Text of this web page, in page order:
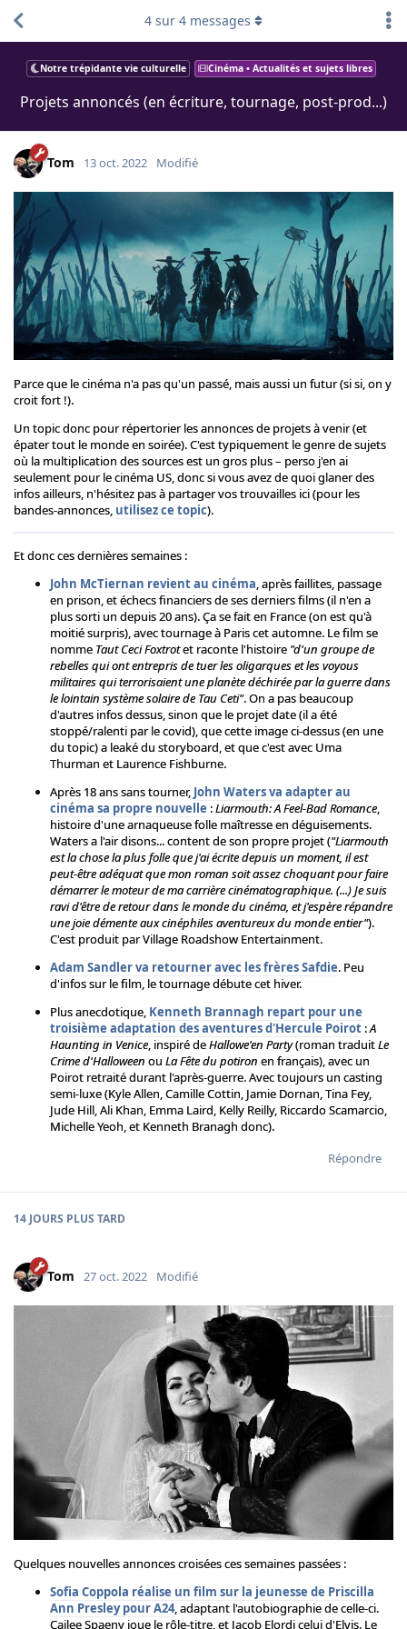
Notre trépidante vie culturelle Cinéma • Actualités et sujets libres
Projets annoncés (en écriture, tournage, post-prod...)
4 sur 4 messages
Tom 13 oct. 2022 Modifié
Parce que le cinéma n'a pas qu'un passé, mais aussi un futur (si si, on y
croit fort !).
Un topic donc pour répertorier les annonces de projets à venir (et
épater tout le monde en soirée). C'est typiquement le genre de sujets
où la multiplication des sources est un gros plus – perso j'en ai
seulement pour le cinéma US, donc si vous avez de quoi glaner des
infos ailleurs, n'hésitez pas à partager vos trouvailles ici (pour les
bandes-annonces, utilisez ce topic).
Et donc ces dernières semaines :
John McTiernan revient au cinéma, après faillites, passage
en prison, et échecs financiers de ses derniers films (il n'en a
plus sorti un depuis 20 ans). Ça se fait en France (on est qu'à
moitié surpris), avec tournage à Paris cet automne. Le film se
nomme Taut Ceci Foxtrotet raconte l'histoire "d'un groupe de
rebelles qui ont entrepris de tuer les oligarques et les voyous
militaires qui terrorisaient une planète déchirée par la guerre dans
le lointain système solaire de Tau Ceti". On a pas beaucoup
d'autres infos dessus, sinon que le projet date (il a été
stoppé/ralenti par le covid), que cette image ci-dessus (en une
du topic) a leaké du storyboard, et que c'est avec Uma
Thurman et Laurence Fishburne.
Après 18 ans sans tourner, John Waters va adapter au
cinéma sa propre nouvelle :Liarmouth: A Feel-Bad Romance,
histoire d'une arnaqueuse folle maîtresse en déguisements.
Waters a l'air disons... content de son propre projet ("Liarmouth
est la chose la plus folle que j'ai écrite depuis un moment, il est
peut-être adéquat que mon roman soit assez choquant pour faire
démarrer le moteur de ma carrière cinématographique. (...) Je suis
ravi d'être de retour dans le monde du cinéma, et j'espère répandre
une joie démente aux cinéphiles aventureux du monde entier").
C'est produit par Village Roadshow Entertainment.
Adam Sandler va retourner avec les frères Safdie. Peu
d'infos sur le film, le tournage débute cet hiver.
Plus anecdotique, Kenneth Brannagh repart pour une
troisième adaptation des aventures d'Hercule Poirot :A
Haunting in Venice, inspiré deHallowe'en Party(roman traduitLe
Crime d'Halloween ou La Fête du potiron en français), avec un
Poirot retraité durant l'après-guerre. Avec toujours un casting
semi-luxe (Kyle Allen, Camille Cottin, Jamie Dornan, Tina Fey,
Jude Hill, Ali Khan, Emma Laird, Kelly Reilly, Riccardo Scamarcio,
Michelle Yeoh, et Kenneth Branagh donc).
Répondre
14 JOURS PLUS TARD
Tom 27 oct. 2022 Modifié
Quelques nouvelles annonces croisées ces semaines passées :
Sofia Coppola réalise un film sur la jeunesse de Priscilla
Ann Presley pour A24, adaptant l'autobiographie de celle-ci.
Cailee Spaeny joue le rôle-titre, et Jacob Elordi celui d'Elvis. Le